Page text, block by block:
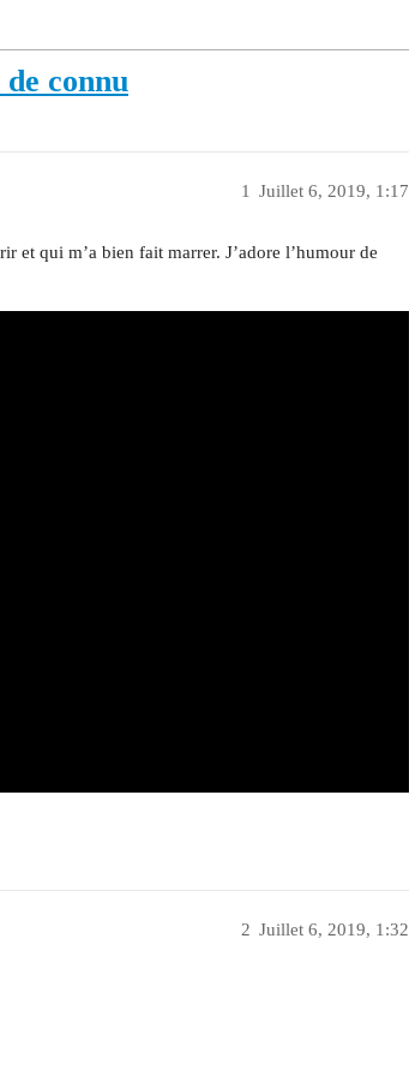
connu
Juillet 6, 2019, 1:17
1
et qui m’a bien fait marrer. J’adore l’humour de
Juillet 6, 2019, 1:32
2